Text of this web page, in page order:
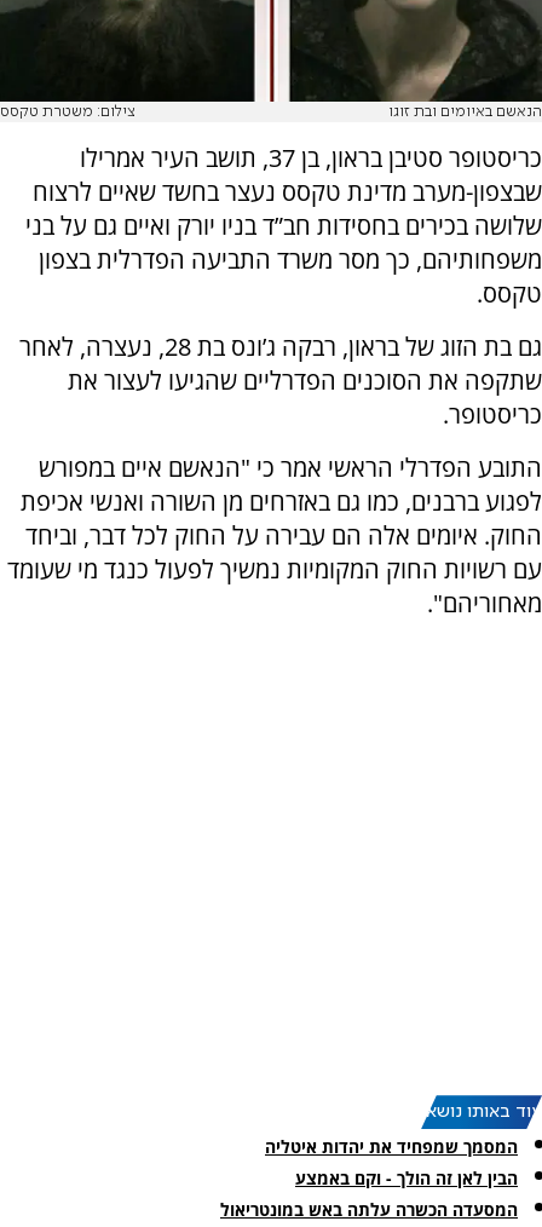
הנאשם באיומים ובת זוגו צילום: משטרת טקסס
כריסטופר סטיבן בראון, בן 37, תושב העיר אמרילו
שבצפון-מערב מדינת טקסס נעצר בחשד שאיים לרצוח
שלושה בכירים בחסידות חב”ד בניו יורק ואיים גם על בני
משפחותיהם, כך מסר משרד התביעה הפדרלית בצפון
טקסס.
גם בת הזוג של בראון, רבקה ג’ונס בת 28, נעצרה, לאחר
שתקפה את הסוכנים הפדרליים שהגיעו לעצור את
כריסטופר.
התובע הפדרלי הראשי אמר כי "הנאשם איים במפורש
לפגוע ברבנים, כמו גם באזרחים מן השורה ואנשי אכיפת
החוק. איומים אלה הם עבירה על החוק לכל דבר, וביחד
עם רשויות החוק המקומיות נמשיך לפעול כנגד מי שעומד
מאחוריהם".
עוד באותו נושא:
המסמך שמפחיד את יהדות איטליה
הבין לאן זה הולך - וקם באמצע
המסעדה הכשרה עלתה באש במונטריאול